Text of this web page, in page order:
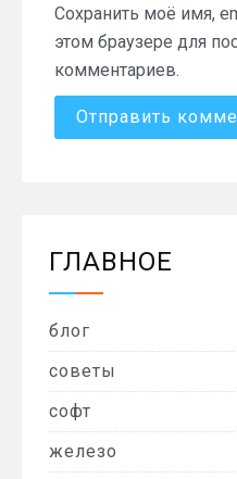
Сохранить моё имя,
этом браузере для
комментариев.
ГЛАВНОЕ
блог
советы
софт
железо